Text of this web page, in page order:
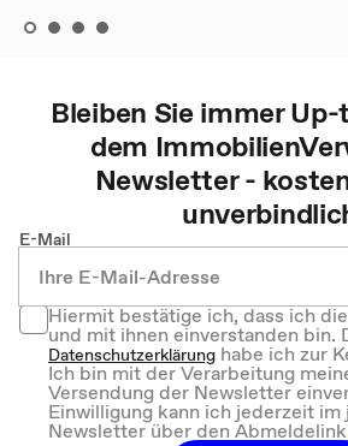
Bleiben Sie immer
dem
Newsletter -
E-Mail
Hiermit bestätige ich, dass ich
und mit ihnen einverstanden bin.
Datenschutzerklärung habe ich zur
Ich bin mit der Verarbeitung
Versendung der Newsletter
Einwilligung kann ich jederzeit im
Newsletter über den